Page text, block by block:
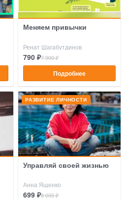
Меняем привычки
Ренат Шагабутдинов
790 ₽7 900 ₽
Подробнее
РАЗВИТИЕ ЛИЧНОСТИ
Управляй своей жизнью
Анна Ященко
699 ₽8 000 ₽